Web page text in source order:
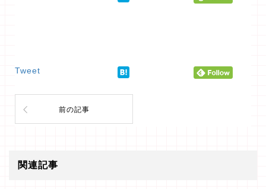
Tweet
前の記事
関連記事